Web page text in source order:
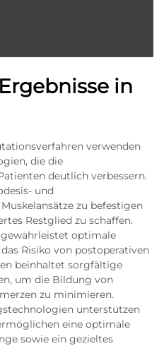
in
verwenden
die die
deutlich verbessern.
und
zu befestigen
Restglied zu schaffen.
optimale
Risiko von postoperativen
beinhaltet sorgfältige
um die Bildung von
zu minimieren.
unterstützen
eine optimale
sowie ein gezieltes